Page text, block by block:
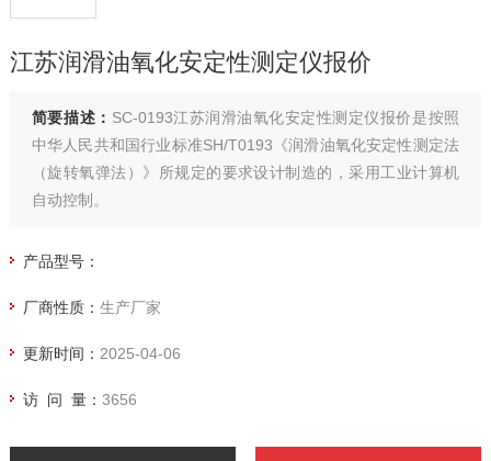
江苏润滑油氧化安定性测定仪报价
简要描述： SC-0193江苏润滑油氧化安定性测定仪报价是按照
中华人民共和国行业标准SH/T0193《润滑油氧化安定性测定法
（旋转氧弹法）》所规定的要求设计制造的，采用工业计算机
自动控制。
产品型号：
厂商性质： 生产厂家
更新时间： 2025-04-06
访 问 量： 3656